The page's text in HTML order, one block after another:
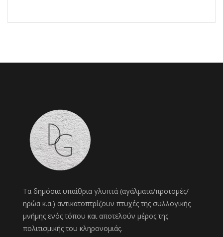
Τα δημόσια υπαίθρια γλυπτά (αγάλματα/προτομές/
ηρώα κ.α.) αντικατοπτρίζουν πτυχές της συλλογικής
μνήμης ενός τόπου και αποτελούν μέρος της
πολιτισμικής του κληρονομιάς.